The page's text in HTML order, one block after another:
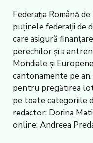
Federația Română
puținele federații de
care asigură
perechilor și a
Mondiale și
cantonamente pe
pentru pregătirea
pe toate categoriile
redactor: Dorina
online: Andreea